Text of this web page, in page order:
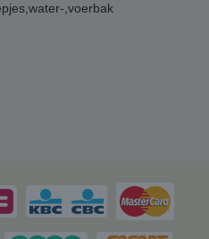
,voerbak